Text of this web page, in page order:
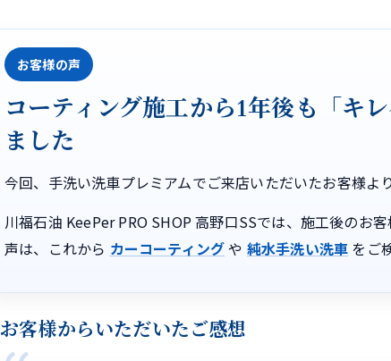
お客様の声
コーティング施工から1年後も「キ
ました
今回、手洗い洗車プレミアムでご来店いただいたお客様よ
川福石油 KeePer PRO SHOP 高野口SSでは、施工後のお
声は、これから カーコーティングや 純水手洗い洗車 をご
お客様からいただいたご感想